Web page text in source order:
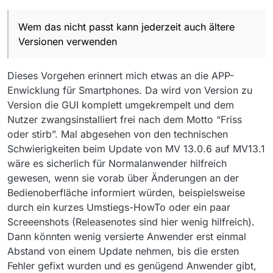
“nutze jetzt wieder XY” sind jedenfalls mir
komplett egal und werden ignoriert.
Wem das nicht passt kann jederzeit auch ältere
Versionen verwenden
Dieses Vorgehen erinnert mich etwas an die APP-
Enwicklung für Smartphones. Da wird von Version zu
Version die GUI komplett umgekrempelt und dem
Nutzer zwangsinstalliert frei nach dem Motto “Friss
oder stirb”. Mal abgesehen von den technischen
Schwierigkeiten beim Update von MV 13.0.6 auf MV13.1
wäre es sicherlich für Normalanwender hilfreich
gewesen, wenn sie vorab über Änderungen an der
Bedienoberfläche informiert würden, beispielsweise
durch ein kurzes Umstiegs-HowTo oder ein paar
Screeenshots (Releasenotes sind hier wenig hilfreich).
Dann könnten wenig versierte Anwender erst einmal
Abstand von einem Update nehmen, bis die ersten
Fehler gefixt wurden und es genügend Anwender gibt,